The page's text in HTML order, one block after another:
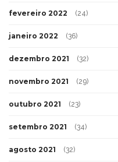
fevereiro 2022 (24)
janeiro 2022 (36)
dezembro 2021 (32)
novembro 2021 (29)
outubro 2021 (23)
setembro 2021 (34)
agosto 2021 (32)